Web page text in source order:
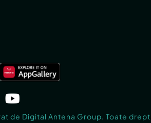
de Digital Antena Group. Toate